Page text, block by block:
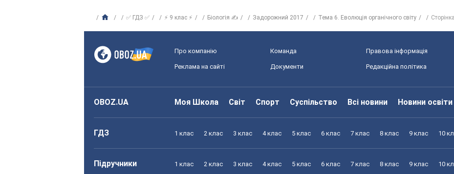
✅ ГДЗ ✅ ⚡ 9 клас ⚡ Біологія ✍ Задорожний 2017 Тема 6. Еволюція органічного світу
Про компанію Команда Правова інформація
Реклама на сайті Документи Редакційна політика
OBOZ.UA Моя Школа Світ Спорт Суспільство Всі новини Новини освіти
ГДЗ 1 клас 2 клас 3 клас 4 клас 5 клас 6 клас 7 клас 8 клас 9 клас 10
Підручники 1 клас 2 клас 3 клас 4 клас 5 клас 6 клас 7 клас 8 клас 9 клас 10